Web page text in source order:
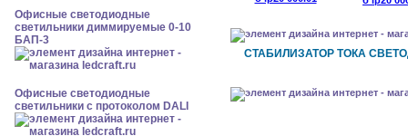
Офисные светодиодные
светильники диммируемые 0-10
БАП-3
Офисные светодиодные
светильники с протоколом DALI
СТАБИЛИЗАТОР ТОКА